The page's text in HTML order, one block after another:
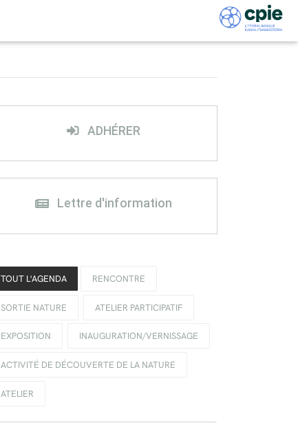
ADHÉRER
Lettre d'information
TOUT L'AGENDA RENCONTRE
SORTIE NATURE ATELIER PARTICIPATIF
EXPOSITION INAUGURATION/VERNISSAGE
ACTIVITÉ DE DÉCOUVERTE DE LA NATURE
ATELIER